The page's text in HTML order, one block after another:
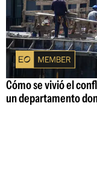
Cómo se vivió el
un departamento